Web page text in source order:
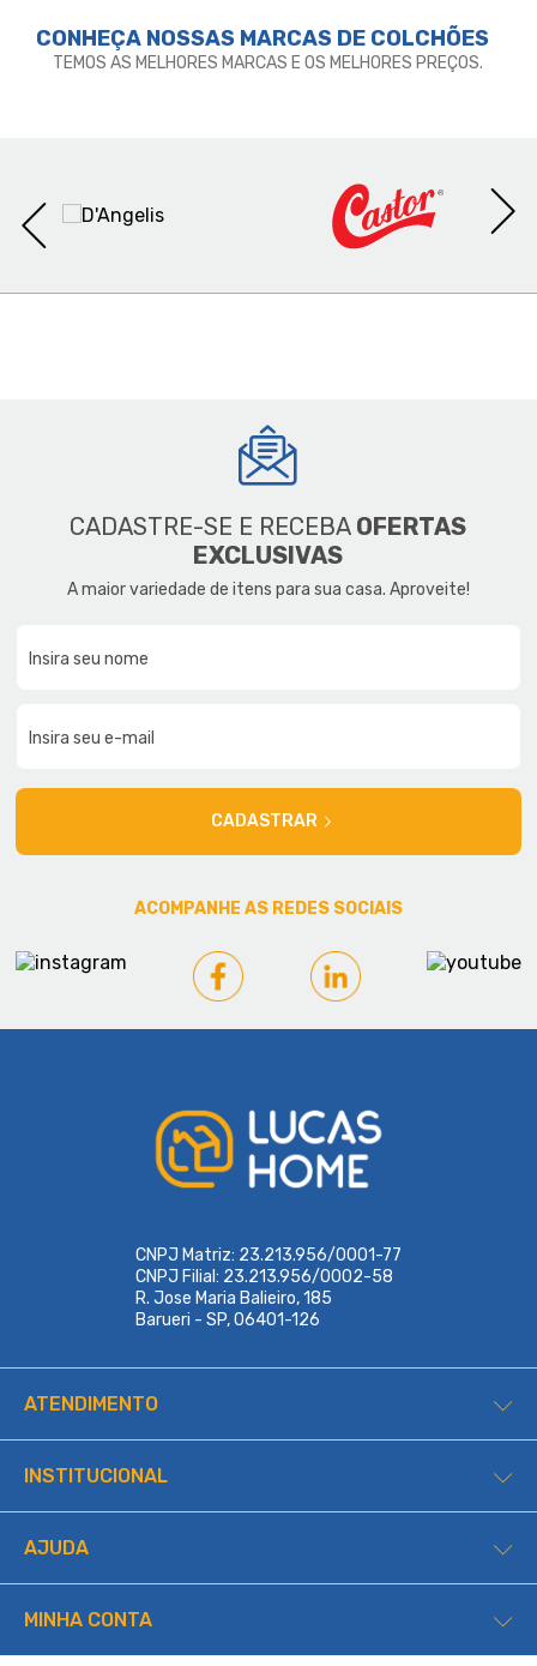
CONHEÇA NOSSAS MARCAS DE COLCHÕES
TEMOS AS MELHORES MARCAS E OS MELHORES PREÇOS.
CADASTRE-SE E RECEBA OFERTAS
EXCLUSIVAS
A maior variedade de itens para sua casa. Aproveite!
CADASTRAR
ACOMPANHE AS REDES SOCIAIS
CNPJ Matriz: 23.213.956/0001-77
CNPJ Filial: 23.213.956/0002-58
R. Jose Maria Balieiro, 185
Barueri - SP, 06401-126
ATENDIMENTO
INSTITUCIONAL
AJUDA
MINHA CONTA